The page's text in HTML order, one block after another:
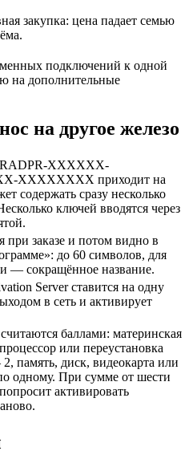
закупка: цена падает семью
подключений к одной
на дополнительные
на другое железо
XXXXXX-
XXXXXXXX приходит на
содержать сразу несколько
ключей вводятся через
при заказе и потом видно в
до 60 символов, для
— сокращённое название.
Server ставится на одну
в сеть и активирует
баллами: материнская
или переустановка
память, диск, видеокарта или
одному. При сумме от шести
активировать